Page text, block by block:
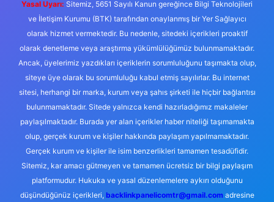
Yasal Uyarı: Sitemiz, 5651 Sayılı Kanun gereğince Bilgi Teknolojileri
ve İletişim Kurumu (BTK) tarafından onaylanmış bir Yer Sağlayıcı
olarak hizmet vermektedir. Bu nedenle, sitedeki içerikleri proaktif
olarak denetleme veya araştırma yükümlülüğümüz bulunmamaktadır.
Ancak, üyelerimiz yazdıkları içeriklerin sorumluluğunu taşımakta olup,
siteye üye olarak bu sorumluluğu kabul etmiş sayılırlar. Bu internet
sitesi, herhangi bir marka, kurum veya şahıs şirketi ile hiçbir bağlantısı
bulunmamaktadır. Sitede yalnızca kendi hazırladığımız makaleler
paylaşılmaktadır. Burada yer alan içerikler haber niteliği taşımamakta
olup, gerçek kurum ve kişiler hakkında paylaşım yapılmamaktadır.
Gerçek kurum ve kişiler ile isim benzerlikleri tamamen tesadüfidir.
Sitemiz, kar amacı gütmeyen ve tamamen ücretsiz bir bilgi paylaşım
platformudur. Hukuka ve yasal düzenlemelere aykırı olduğunu
düşündüğünüz içerikleri, backlinkpanelicomtr@gmail.comadresine